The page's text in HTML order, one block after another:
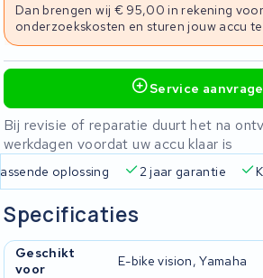
Dan brengen wij € 95,00 in rekening
onderzoekskosten en sturen jouw accu
Service
Bij revisie of reparatie duurt het na
werkdagen voordat uw accu klaar is
oplossing 2 jaar garantie
Specificaties
Geschikt
voor
E-bike vision, Yamaha